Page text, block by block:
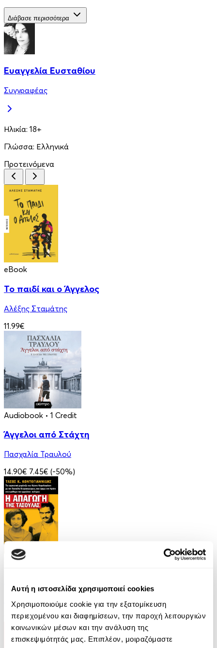
Αυτή η ιστοσελίδα χρησιμοποιεί cookies
Χρησιμοποιούμε cookie για την εξατομίκευση
περιεχομένου και διαφημίσεων, την παροχή λειτουργιών
κοινωνικών μέσων και την ανάλυση της
επισκεψιμότητάς μας. Επιπλέον, μοιραζόμαστε
Διάβασε περισσότερα
Ευαγγελία Ευσταθίου
Συγγραφέας
Ηλικία: 18+
Γλώσσα: Ελληνικά
Προτεινόμενα
eBook
Το παιδί και ο Άγγελος
Αλέξης Σταμάτης
11.99€
Audiobook • 1 Credit
Άγγελοι από Στάχτη
Πασχαλία Τραυλού
14.90€ 7.45€ (-50%)
eBook
Τάσος Κοντογιαννίδης
9.99€